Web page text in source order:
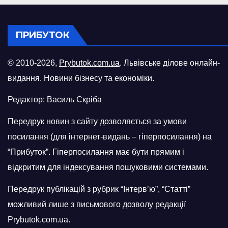
ПРИБУТОК
© 2010-2026, Prybutok.com.ua. Львівське ділове онлайн-
видання. Новини бізнесу та економіки.
Редактор: Василь Скріба
Передрук новин з сайту дозволяється за умови
посилання (для інтернет-видань – гіперпосилання) на
“Прибуток”. Гіперпосилання має бути прямим і
відкритим для індексування пошуковими системами.
Передрук публікацій з рубрик “Інтерв’ю”, “Статті”
можливий лише з письмового дозволу редакції
Prybutok.com.ua.